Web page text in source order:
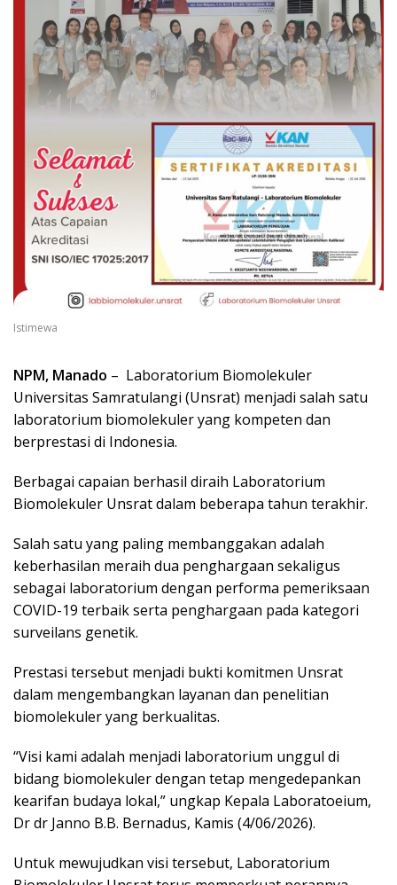
Istimewa
NPM, Manado – Laboratorium Biomolekuler
Universitas Samratulangi (Unsrat) menjadi salah satu
laboratorium biomolekuler yang kompeten dan
berprestasi di Indonesia.
Berbagai capaian berhasil diraih Laboratorium
Biomolekuler Unsrat dalam beberapa tahun terakhir.
Salah satu yang paling membanggakan adalah
keberhasilan meraih dua penghargaan sekaligus
sebagai laboratorium dengan performa pemeriksaan
COVID-19 terbaik serta penghargaan pada kategori
surveilans genetik.
Prestasi tersebut menjadi bukti komitmen Unsrat
dalam mengembangkan layanan dan penelitian
biomolekuler yang berkualitas.
“Visi kami adalah menjadi laboratorium unggul di
bidang biomolekuler dengan tetap mengedepankan
kearifan budaya lokal,” ungkap Kepala Laboratoeium,
Dr dr Janno B.B. Bernadus, Kamis (4/06/2026).
Untuk mewujudkan visi tersebut, Laboratorium